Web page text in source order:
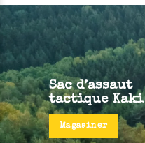
Sac d’assaut
tactique Kaki
Magasiner